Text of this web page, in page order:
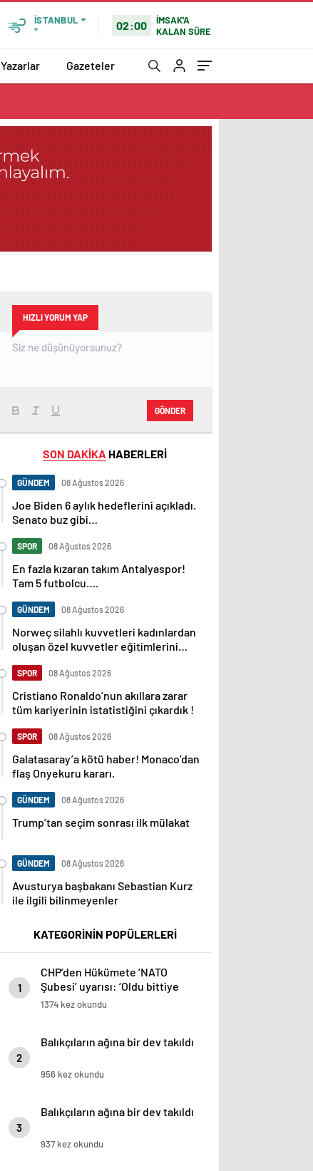
İSTANBUL
°
02:00
İMSAK'A
KALAN SÜRE
Yazarlar Gazeteler
HIZLI YORUM YAP
GÖNDER
SON DAKİKA HABERLERİ
GÜNDEM 08 Ağustos 2026
Joe Biden 6 aylık hedeflerini açıkladı.
Senato buz gibi…
SPOR 08 Ağustos 2026
En fazla kızaran takım Antalyaspor!
Tam 5 futbolcu….
GÜNDEM 08 Ağustos 2026
Norweç silahlı kuvvetleri kadınlardan
oluşan özel kuvvetler eğitimlerini
SPOR 08 Ağustos 2026
Cristiano Ronaldo’nun akıllara zarar
tüm kariyerinin istatistiğini çıkardık !
SPOR 08 Ağustos 2026
Galatasaray’a kötü haber! Monaco’dan
flaş Onyekuru kararı.
GÜNDEM 08 Ağustos 2026
Trump’tan seçim sonrası ilk mülakat
GÜNDEM 08 Ağustos 2026
Avusturya başbakanı Sebastian Kurz
ile ilgili bilinmeyenler
KATEGORİNİN POPÜLERLERİ
1
CHP’den Hükümete ‘NATO
Şubesi’ uyarısı: ‘Oldu bittiye
getirmeyin’
1374 kez okundu
2
Balıkçıların ağına bir dev takıldı
956 kez okundu
3
Balıkçıların ağına bir dev takıldı
937 kez okundu